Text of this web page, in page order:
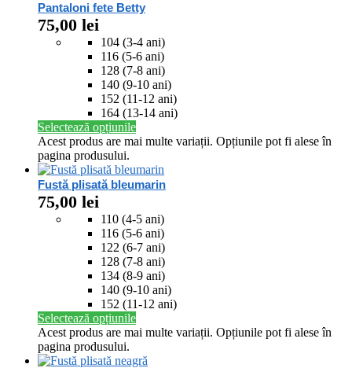
Pantaloni fete Betty
75,00 lei
104 (3-4 ani)
116 (5-6 ani)
128 (7-8 ani)
140 (9-10 ani)
152 (11-12 ani)
164 (13-14 ani)
Selectează opțiunile
Acest produs are mai multe variații. Opțiunile pot fi alese în
pagina produsului.
Fustă plisată bleumarin
75,00 lei
110 (4-5 ani)
116 (5-6 ani)
122 (6-7 ani)
128 (7-8 ani)
134 (8-9 ani)
140 (9-10 ani)
152 (11-12 ani)
Selectează opțiunile
Acest produs are mai multe variații. Opțiunile pot fi alese în
pagina produsului.